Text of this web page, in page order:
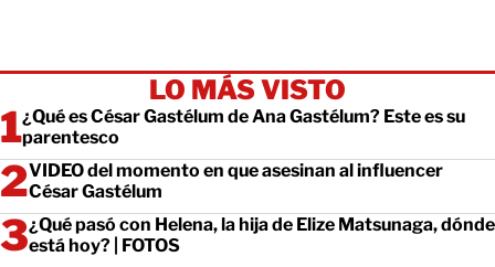
LO MÁS VISTO
¿Qué es César Gastélum de Ana Gastélum? Este es su
parentesco
VIDEO del momento en que asesinan al influencer
César Gastélum
¿Qué pasó con Helena, la hija de Elize Matsunaga, dónde
está hoy? | FOTOS